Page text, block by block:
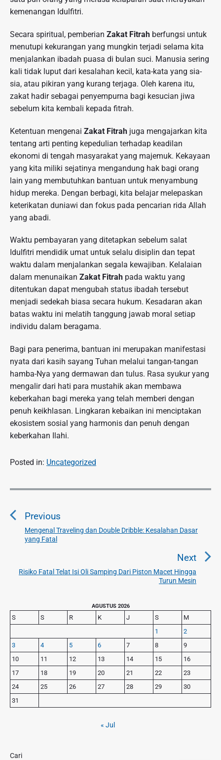
kemenangan Idulfitri.
Secara spiritual, pemberian Zakat Fitrah berfungsi untuk
menutupi kekurangan yang mungkin terjadi selama kita
menjalankan ibadah puasa di bulan suci. Manusia sering
kali tidak luput dari kesalahan kecil, kata-kata yang sia-
sia, atau pikiran yang kurang terjaga. Oleh karena itu,
zakat hadir sebagai penyempurna bagi kesucian jiwa
sebelum kita kembali kepada fitrah.
Ketentuan mengenai Zakat Fitrah juga mengajarkan kita
tentang arti penting kepedulian terhadap keadilan
ekonomi di tengah masyarakat yang majemuk. Kekayaan
yang kita miliki sejatinya mengandung hak bagi orang
lain yang membutuhkan bantuan untuk menyambung
hidup mereka. Dengan berbagi, kita belajar melepaskan
keterikatan duniawi dan fokus pada pencarian rida Allah
yang abadi.
Waktu pembayaran yang ditetapkan sebelum salat
Idulfitri mendidik umat untuk selalu disiplin dan tepat
waktu dalam menjalankan segala kewajiban. Kelalaian
dalam menunaikan Zakat Fitrah pada waktu yang
ditentukan dapat mengubah status ibadah tersebut
menjadi sedekah biasa secara hukum. Kesadaran akan
batas waktu ini melatih tanggung jawab moral setiap
individu dalam beragama.
Bagi para penerima, bantuan ini merupakan manifestasi
nyata dari kasih sayang Tuhan melalui tangan-tangan
hamba-Nya yang dermawan dan tulus. Rasa syukur yang
mengalir dari hati para mustahik akan membawa
keberkahan bagi mereka yang telah memberi dengan
penuh keikhlasan. Lingkaran kebaikan ini menciptakan
ekosistem sosial yang harmonis dan penuh dengan
keberkahan Ilahi.
Posted in: Uncategorized
N
v
o
s
Previous
P
r
v
s
t
:
Mengenal Traveling dan Double Dribble: Kesalahan Dasar
yang Fatal
Next
N
e
t
p
Risiko Fatal Telat Isi Oli Samping Dari Piston Macet Hingga
Turun Mesin
r
i
m
a
r
y
S
d
e
AGUSTUS 2026
S S R K J S
M
1
2
3
4 5 6 7 8
9
10
11 12 13 14 15
16
17
18 19 20 21 22
23
24
25 26 27 28 29
30
31
« Jul
Cari